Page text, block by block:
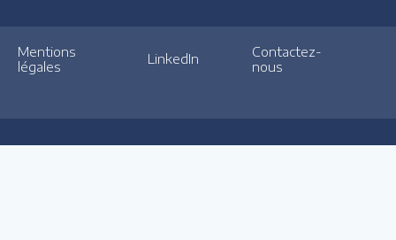
Mentions
légales
LinkedIn
Contactez-
nous